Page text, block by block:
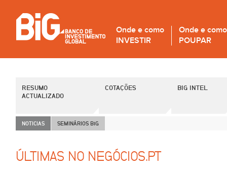
Onde e como
INVESTIR
Onde e como
POUPAR
RESUMO
ACTUALIZADO
COTAÇÕES BIG INTEL
NOTICIAS SEMINÁRIOS BiG
ÚLTIMAS NO NEGÓCIOS.PT